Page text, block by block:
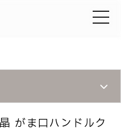
toggle
がま口ハンドルク